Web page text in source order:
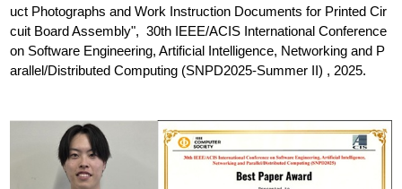
uct Photographs and Work Instruction Documents for Printed Cir
cuit Board Assembly", 30th IEEE/ACIS International Conference
on Software Engineering, Artificial Intelligence, Networking and P
arallel/Distributed Computing (SNPD2025-Summer II) , 2025.